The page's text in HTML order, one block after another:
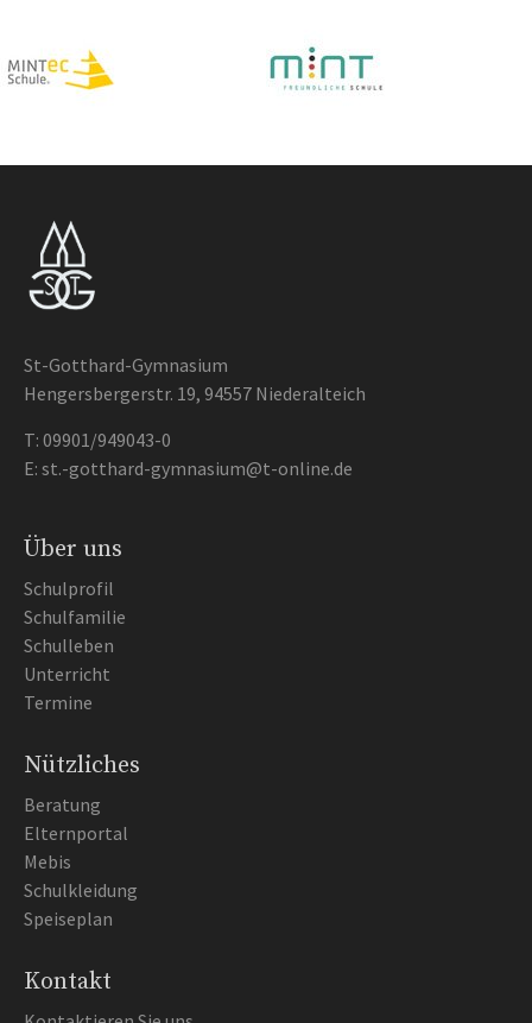
St-Gotthard-Gymnasium
Hengersbergerstr. 19, 94557 Niederalteich
T: 09901/949043-0
E: st.-gotthard-gymnasium@t-online.de
Über uns
Schulprofil
Schulfamilie
Schulleben
Unterricht
Termine
Nützliches
Beratung
Elternportal
Mebis
Schulkleidung
Speiseplan
Kontakt